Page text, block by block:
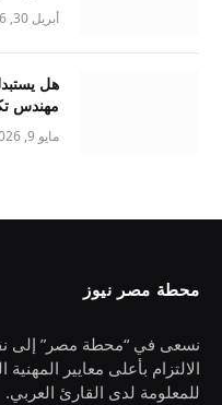
أبريل 30, 2026
هل
مهندس
مايو 9, 2026
محطة مصر نيوز
نسعى في “محطة مصر” إلى
الالتزام بأعلى معايير
للمعلومة لدى القارئ العربي.